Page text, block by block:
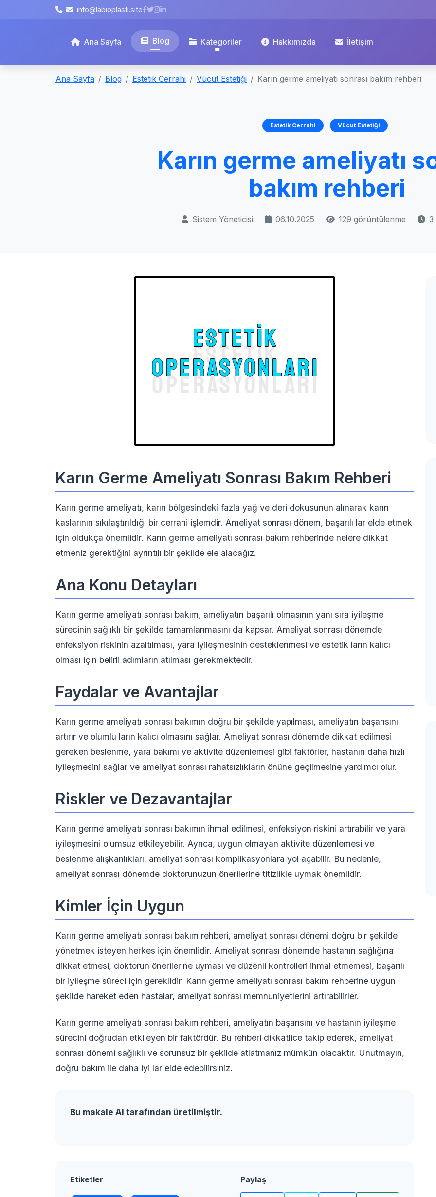
info@labioplasti.site
Ana Sayfa Blog Kategoriler Hakkımızda İletişim
Ana Sayfa Blog Estetik Cerrahi Vücut Estetiği Karın germe ameliyatı sonrası bakım rehberi
Estetik Cerrahi Vücut Estetiği
Karın germe ameliyatı
bakım rehberi
Sistem Yöneticisi 06.10.2025 129 görüntülenme 3
Karın Germe Ameliyatı Sonrası Bakım Rehberi
Karın germe ameliyatı, karın bölgesindeki fazla yağ ve deri dokusunun alınarak karın
kaslarının sıkılaştırıldığı bir cerrahi işlemdir. Ameliyat sonrası dönem, başarılı lar elde etmek
için oldukça önemlidir. Karın germe ameliyatı sonrası bakım rehberinde nelere dikkat
etmeniz gerektiğini ayrıntılı bir şekilde ele alacağız.
Ana Konu Detayları
Karın germe ameliyatı sonrası bakım, ameliyatın başarılı olmasının yanı sıra iyileşme
sürecinin sağlıklı bir şekilde tamamlanmasını da kapsar. Ameliyat sonrası dönemde
enfeksiyon riskinin azaltılması, yara iyileşmesinin desteklenmesi ve estetik ların kalıcı
olması için belirli adımların atılması gerekmektedir.
Faydalar ve Avantajlar
Karın germe ameliyatı sonrası bakımın doğru bir şekilde yapılması, ameliyatın başarısını
artırır ve olumlu ların kalıcı olmasını sağlar. Ameliyat sonrası dönemde dikkat edilmesi
gereken beslenme, yara bakımı ve aktivite düzenlemesi gibi faktörler, hastanın daha hızlı
iyileşmesini sağlar ve ameliyat sonrası rahatsızlıkların önüne geçilmesine yardımcı olur.
Riskler ve Dezavantajlar
Karın germe ameliyatı sonrası bakımın ihmal edilmesi, enfeksiyon riskini artırabilir ve yara
iyileşmesini olumsuz etkileyebilir. Ayrıca, uygun olmayan aktivite düzenlemesi ve
beslenme alışkanlıkları, ameliyat sonrası komplikasyonlara yol açabilir. Bu nedenle,
ameliyat sonrası dönemde doktorunuzun önerilerine titizlikle uymak önemlidir.
Kimler İçin Uygun
Karın germe ameliyatı sonrası bakım rehberi, ameliyat sonrası dönemi doğru bir şekilde
yönetmek isteyen herkes için önemlidir. Ameliyat sonrası dönemde hastanın sağlığına
dikkat etmesi, doktorun önerilerine uyması ve düzenli kontrolleri ihmal etmemesi, başarılı
bir iyileşme süreci için gereklidir. Karın germe ameliyatı sonrası bakım rehberine uygun
şekilde hareket eden hastalar, ameliyat sonrası memnuniyetlerini artırabilirler.
Karın germe ameliyatı sonrası bakım rehberi, ameliyatın başarısını ve hastanın iyileşme
sürecini doğrudan etkileyen bir faktördür. Bu rehberi dikkatlice takip ederek, ameliyat
sonrası dönemi sağlıklı ve sorunsuz bir şekilde atlatmanız mümkün olacaktır. Unutmayın,
doğru bakım ile daha iyi lar elde edebilirsiniz.
Bu makale AI tarafından üretilmiştir.
Etiketler Paylaş